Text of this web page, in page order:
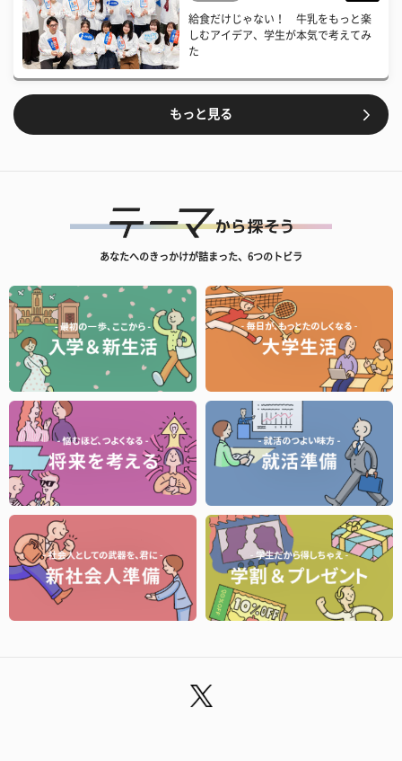
給食だけじゃない！ 牛乳をもっと楽
しむアイデア、学生が本気で考えてみ
た
もっと見る
あなたへのきっかけが詰まった、6つのトビラ